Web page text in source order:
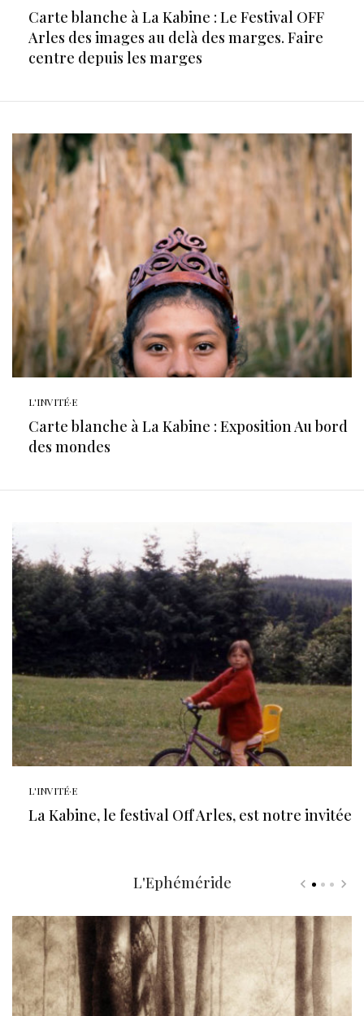
Carte blanche à La Kabine : Le Festival OFF
Arles des images au delà des marges. Faire
centre depuis les marges
L'INVITÉ·E
Carte blanche à La Kabine : Exposition Au bord
des mondes
L'INVITÉ·E
La Kabine, le festival Off Arles, est notre invitée
L'Ephéméride